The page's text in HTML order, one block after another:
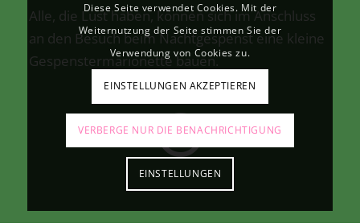
Alle, die Lust haben, können sich im Anschluss
an den Besuch beim Nachtgespenst eine kleine
Gespenstermarionette bauen.
Diese Seite verwendet Cookies. Mit der
Weiternutzung der Seite stimmen Sie der
Verwendung von Cookies zu.
EINSTELLUNGEN AKZEPTIEREN
VERBERGE NUR DIE BENACHRICHTIGUNG
EINSTELLUNGEN